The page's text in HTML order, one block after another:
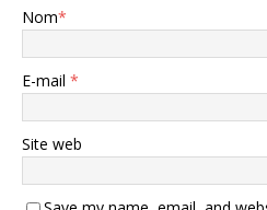
Nom*
E-mail *
Site web